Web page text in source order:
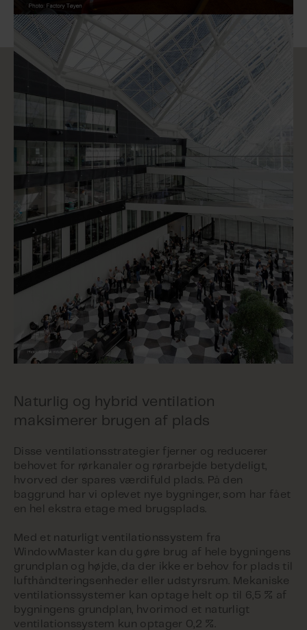
Naturlig og hybrid ventilation
maksimerer brugen af plads
Disse ventilationsstrategier fjerner og reducerer
behovet for rørkanaler og rørarbejde betydeligt,
hvorved der spares værdifuld plads. På den
baggrund har vi oplevet nye bygninger, som har fået
en hel ekstra etage med brugsplads.
Med et naturligt ventilationssystem fra
WindowMaster kan du gøre brug af hele bygningens
grundplan og højde, da der ikke er behov for plads til
lufthåndteringsenheder eller udstyrsrum. Mekaniske
ventilationssystemer kan optage helt op til 6,5 % af
bygningens grundplan, hvorimod et naturligt
ventilationssystem kun optager 0,2 %.